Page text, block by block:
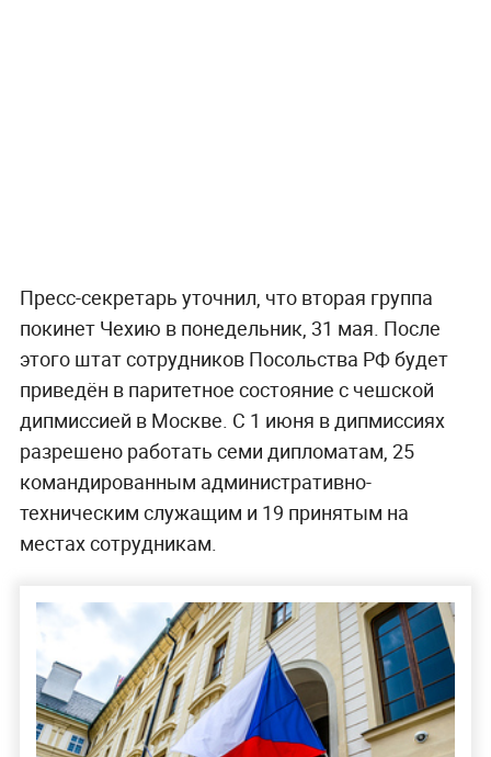
Пресс-секретарь уточнил, что вторая группа
покинет Чехию в понедельник, 31 мая. После
этого штат сотрудников Посольства РФ будет
приведён в паритетное состояние с чешской
дипмиссией в Москве. С 1 июня в дипмиссиях
разрешено работать семи дипломатам, 25
командированным административно-
техническим служащим и 19 принятым на
местах сотрудникам.